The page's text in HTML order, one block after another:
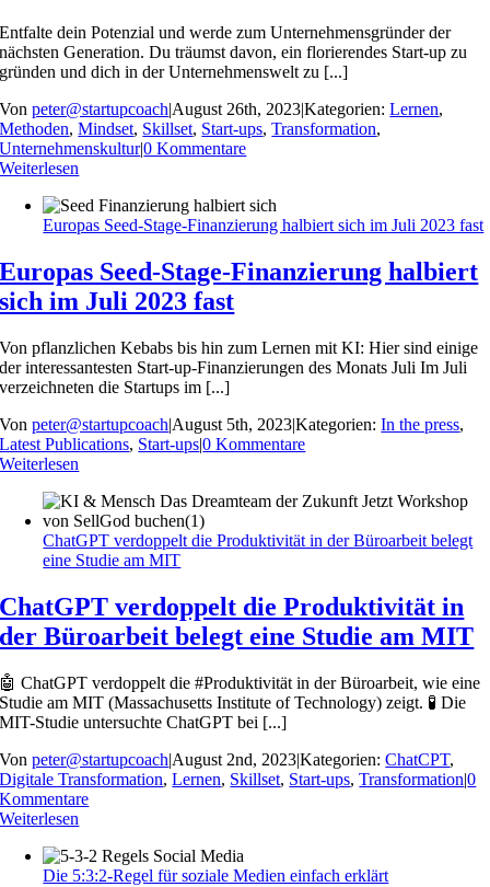
Entfalte dein Potenzial und werde zum Unternehmensgründer der
nächsten Generation. Du träumst davon, ein florierendes Start-up zu
gründen und dich in der Unternehmenswelt zu [...]
Vonpeter@startupcoach|August 26th, 2023|Kategorien:Lernen,
Methoden,Mindset, Skillset, Start-ups,Transformation,
Unternehmenskultur|0 Kommentare
Weiterlesen
Europas Seed-Stage-Finanzierung halbiert sich im Juli 2023 fast
Europas Seed-Stage-Finanzierung halbiert
sich im Juli 2023 fast
Von pflanzlichen Kebabs bis hin zum Lernen mit KI: Hier sind einige
der interessantesten Start-up-Finanzierungen des Monats Juli Im Juli
verzeichneten die Startups im [...]
Vonpeter@startupcoach|August 5th, 2023|Kategorien:In the press,
Latest Publications, Start-ups|0 Kommentare
Weiterlesen
ChatGPT verdoppelt die Produktivität in der Büroarbeit belegt
eine Studie am MIT
ChatGPT verdoppelt die Produktivität in
der Büroarbeit belegt eine Studie am MIT
🤖 ChatGPT verdoppelt die #Produktivität in der Büroarbeit, wie eine
Studie am MIT (Massachusetts Institute of Technology) zeigt. 🧪 Die
MIT-Studie untersuchte ChatGPT bei [...]
Vonpeter@startupcoach|August 2nd, 2023|Kategorien:ChatCPT,
Digitale Transformation,Lernen, Skillset, Start-ups,Transformation|0
Kommentare
Weiterlesen
Die 5:3:2-Regel für soziale Medien einfach erklärt